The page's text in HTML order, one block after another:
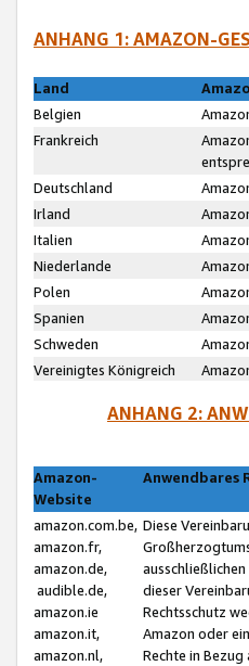
ANHANG 1: AMAZON-
Land
Belgien
Frankreich
Deutschland
Irland
Italien
Niederlande
Polen
Spanien
Schweden
Vereinigtes Königreich
ANHANG 2:
Amazon-
Website
Anwendbares
amazon.com.be,
amazon.fr,
amazon.de,
audible.de,
amazon.ie
amazon.it,
amazon.nl,
Diese
dieser
Rechtsschutz
Amazon oder
Rechte in